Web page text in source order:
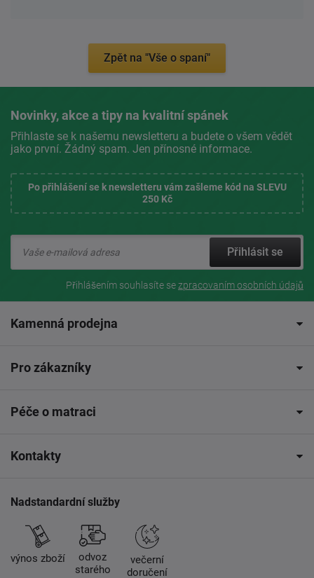
Zpět na "Vše o spaní"
Novinky, akce a tipy na kvalitní spánek
Přihlaste se k našemu newsletteru a budete o všem vědět
jako první. Žádný spam. Jen přínosné informace.
Po přihlášení se k newsletteru vám zašleme kód na SLEVU
250 Kč
Přihlásit se
Přihlášením souhlasíte sezpracovaním osobních údajů
Kamenná prodejna
Pro zákazníky
Péče o matraci
Kontakty
Nadstandardní služby
výnos zboží
odvoz
starého
večerní
doručení